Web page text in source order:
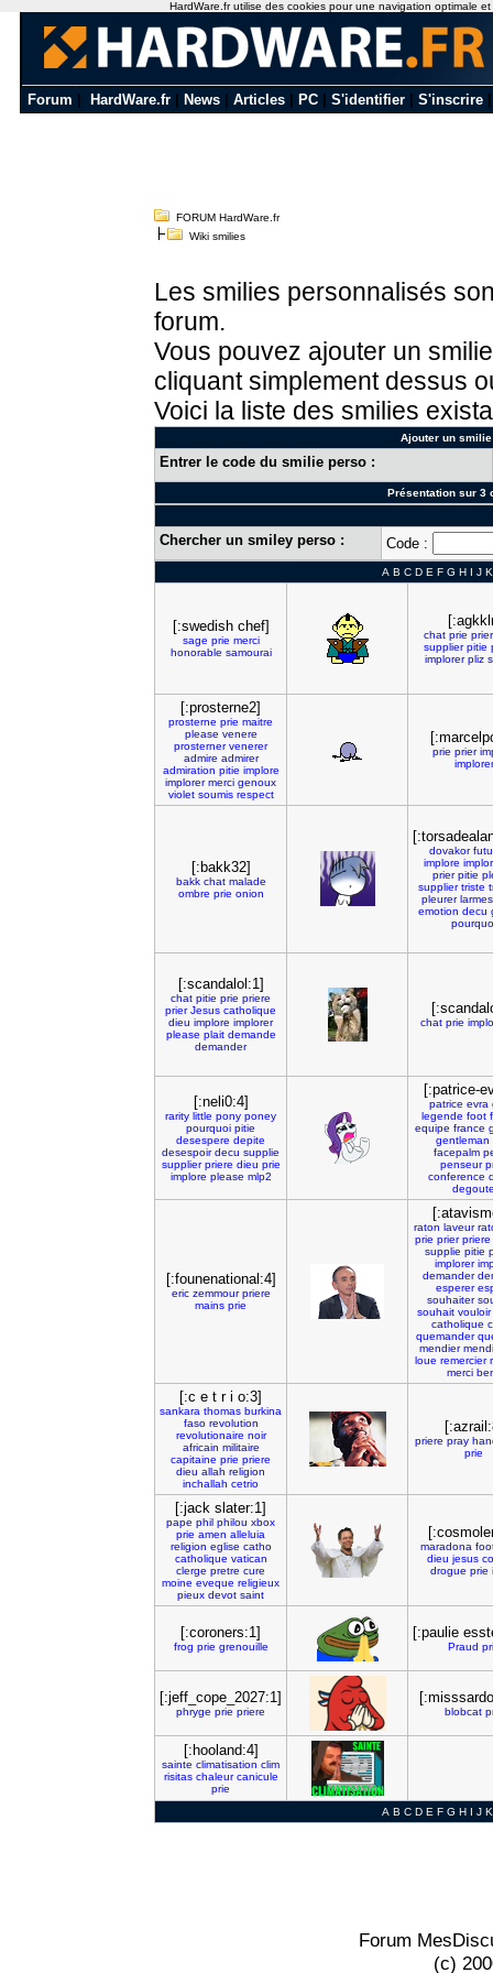
Forum HardWare.fr News Articles PC S'identifier S'inscrire
FORUM HardWare.fr
Wiki smilies
Les smilies personnalisés
forum.
Vous pouvez ajouter un
cliquant simplement dessus
Voici la liste des smilies
Ajouter un
Entrer le code du smilie perso :
Présentation sur 3
Chercher un smiley perso : Code :
A B C D E F G H I J K
[:swedish chef]
sage prie merci
honorable samourai
chat prie prier
supplier pitie
implorer pliz
[:prosterne2]
prosterne prie maitre
please venere
prosterner venerer
admire admirer
admiration pitie implore
implorer merci genoux
violet soumis respect
prie prier
implorer
[:bakk32]
bakk chat malade
ombre prie onion
dovakor
implore
prier pitie
supplier triste
pleurer larmes
emotion decu
[:scandalol:1]
chat pitie prie priere
prier Jesus catholique
dieu implore implorer
please plait demande
demander
chat prie
[:neli0:4]
rarity little pony poney
pourquoi pitie
desespere depite
desespoir decu supplie
supplier priere dieu prie
implore please mlp2
[:patrice-
patrice evra
legende foot
equipe france
gentleman
facepalm
penseur
conference
[:founenational:4]
eric zemmour priere
mains prie
raton laveur
prie prier priere
supplie pitie
implorer
demander
esperer
souhaiter
souhait vouloir
catholique
quemander
mendier
loue remercier
merci
[:c e t r i o:3]
sankara thomas burkina
faso revolution
revolutionaire noir
africain militaire
capitaine prie priere
dieu allah religion
inchallah cetrio
priere pray
prie
[:jack slater:1]
pape phil philou xbox
prie amen alleluia
religion eglise catho
catholique vatican
clerge pretre cure
moine eveque religieux
pieux devot saint
maradona
dieu jesus
drogue prie
[:coroners:1]
frog prie grenouille
[:paulie
Praud
[:jeff_cope_2027:1]
phryge prie priere blobcat
[:hooland:4]
sainte climatisation clim
risitas chaleur canicule
prie
A B C D E F G H I J K
Forum
(c)
HardWare.fr utilise des cookies pour une navigation optimale